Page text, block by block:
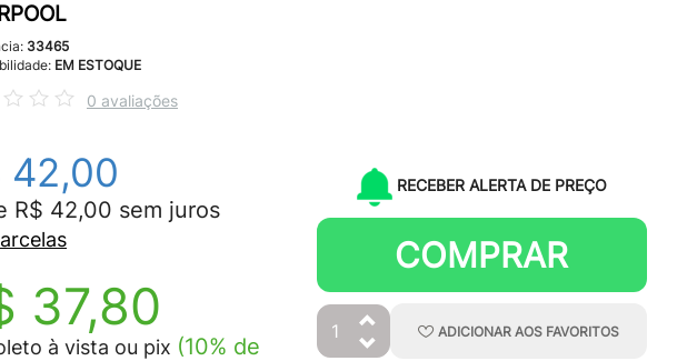
33465
EM ESTOQUE
0 avaliações
42,00
R$ 42,00 sem juros
37,80
à vista ou pix (10% de
RECEBER ALERTA DE PREÇO
COMPRAR
ADICIONAR AOSFAVORITOS